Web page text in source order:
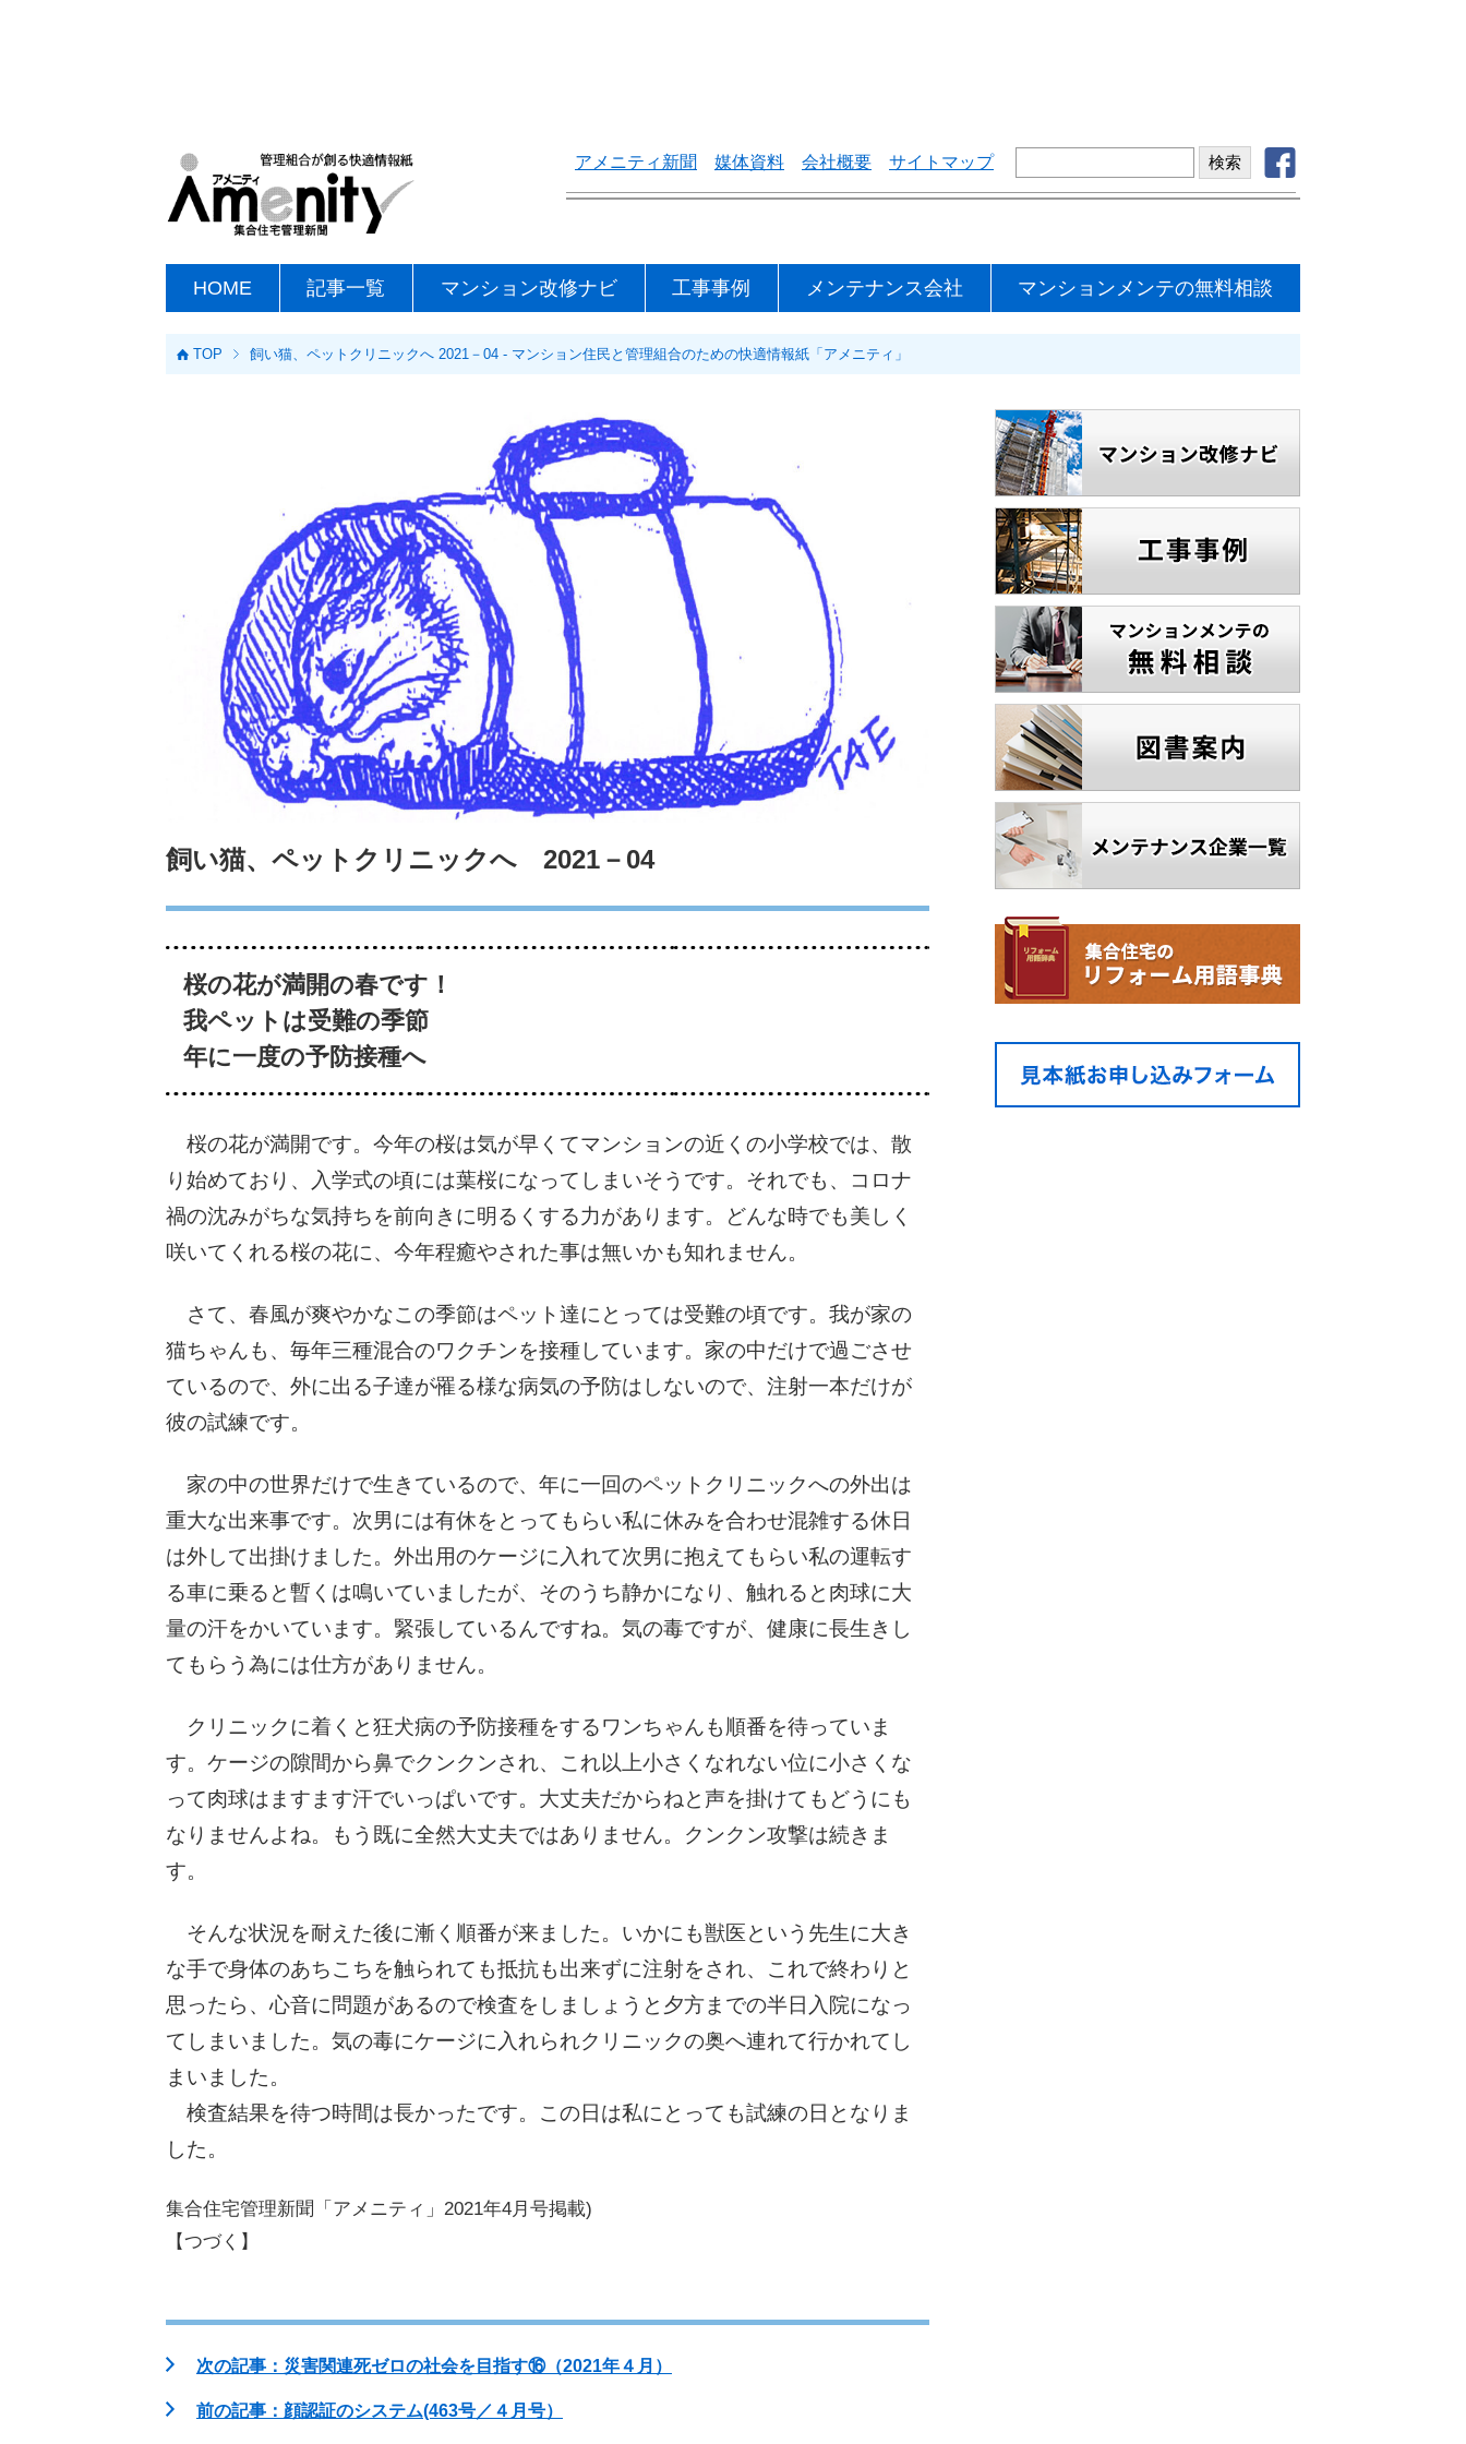
HOME 記事一覧 マンション改修ナビ 工事事例 メンテナンス会社 マンションメンテの無料相談
アメニティ新聞 媒体資料 会社概要 サイトマップ
TOP 飼い猫、ペットクリニックへ 2021－04 - マンション住民と管理組合のための快適情報紙「アメニティ」
飼い猫、ペットクリニックへ 2021－04
桜の花が満開の春です！
我ペットは受難の季節
年に一度の予防接種へ
桜の花が満開です。今年の桜は気が早くてマンションの近くの小学校では、散
り始めており、入学式の頃には葉桜になってしまいそうです。それでも、コロナ
禍の沈みがちな気持ちを前向きに明るくする力があります。どんな時でも美しく
咲いてくれる桜の花に、今年程癒やされた事は無いかも知れません。
さて、春風が爽やかなこの季節はペット達にとっては受難の頃です。我が家の
猫ちゃんも、毎年三種混合のワクチンを接種しています。家の中だけで過ごさせ
ているので、外に出る子達が罹る様な病気の予防はしないので、注射一本だけが
彼の試練です。
家の中の世界だけで生きているので、年に一回のペットクリニックへの外出は
重大な出来事です。次男には有休をとってもらい私に休みを合わせ混雑する休日
は外して出掛けました。外出用のケージに入れて次男に抱えてもらい私の運転す
る車に乗ると暫くは鳴いていましたが、そのうち静かになり、触れると肉球に大
量の汗をかいています。緊張しているんですね。気の毒ですが、健康に長生きし
てもらう為には仕方がありません。
クリニックに着くと狂犬病の予防接種をするワンちゃんも順番を待っていま
す。ケージの隙間から鼻でクンクンされ、これ以上小さくなれない位に小さくな
って肉球はますます汗でいっぱいです。大丈夫だからねと声を掛けてもどうにも
なりませんよね。もう既に全然大丈夫ではありません。クンクン攻撃は続きま
す。
そんな状況を耐えた後に漸く順番が来ました。いかにも獣医という先生に大き
な手で身体のあちこちを触られても抵抗も出来ずに注射をされ、これで終わりと
思ったら、心音に問題があるので検査をしましょうと夕方までの半日入院になっ
てしまいました。気の毒にケージに入れられクリニックの奥へ連れて行かれてし
まいました。
検査結果を待つ時間は長かったです。この日は私にとっても試練の日となりま
した。
集合住宅管理新聞「アメニティ」2021年4月号掲載)
【つづく】
次の記事：災害関連死ゼロの社会を目指す⑯（2021年４月）
前の記事：顔認証のシステム(463号／４月号）